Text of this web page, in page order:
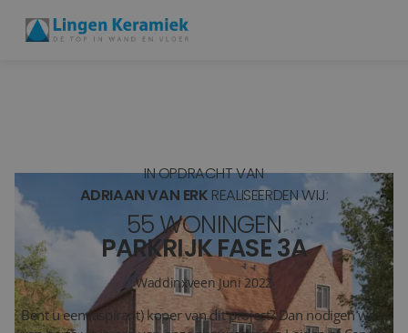
MEER PRODUCTEN
SHOWROOM BEZOEKEN
Stijlstudio's
IN OPDRACHT VAN
ADRIAAN VAN ERK REALISEERDEN WIJ:
55 WONINGEN
PARKRIJK FASE 3A
Waddinxveen Juni 2022
Bent u een (aspirant) koper van dit project? Dan nodigen we u